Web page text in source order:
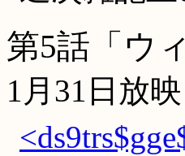
第5話「ウ
1月31日放映